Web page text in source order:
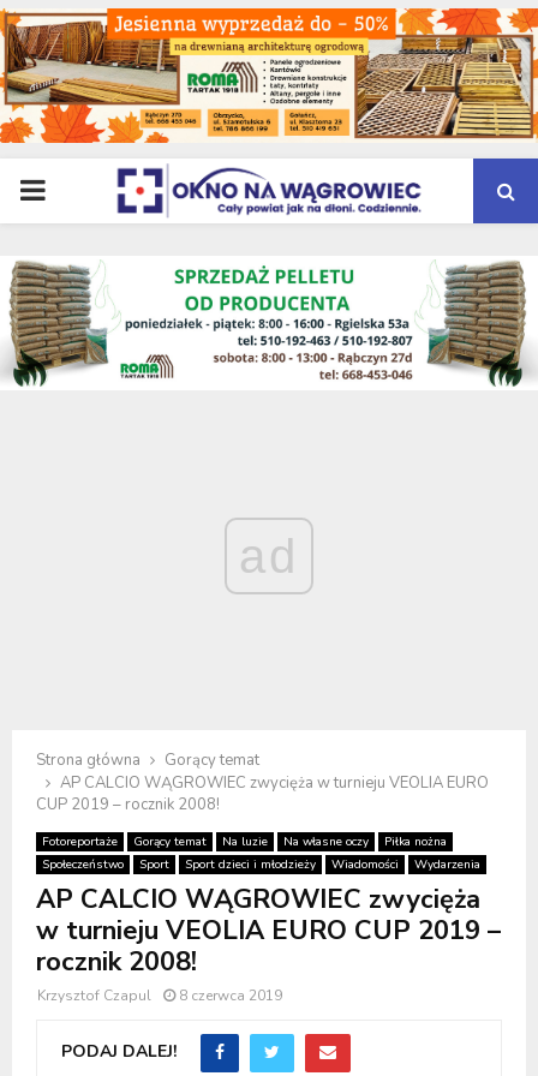
PRIMARY
MENU
ad
Strona główna
Gorący temat
AP CALCIO WĄGROWIEC zwycięża w turnieju VEOLIA EURO
CUP 2019 – rocznik 2008!
Fotoreportaże Gorący temat Na luzie Na własne oczy
Piłka nożna
Społeczeństwo
Sport Sport dzieci i młodzieży Wiadomości Wydarzenia
AP CALCIO WĄGROWIEC zwycięża
w turnieju VEOLIA EURO CUP 2019 –
rocznik 2008!
Krzysztof Czapul 8 czerwca 2019
PODAJ DALEJ!